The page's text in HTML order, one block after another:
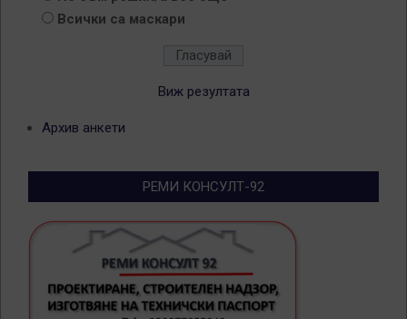
Всички са маскари
Виж резултата
Архив анкети
РЕМИ КОНСУЛТ-92